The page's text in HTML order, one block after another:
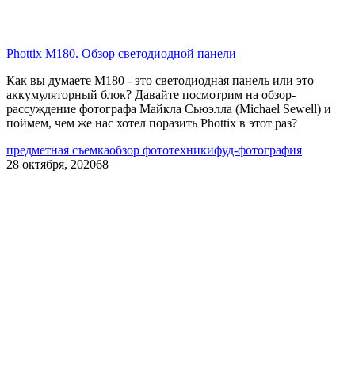
Phottix M180. Обзор светодиодной панели
Как вы думаете M180 - это светодиодная панель или это
аккумуляторный блок? Давайте посмотрим на обзор-
рассуждение фотографа Майкла Сьюэлла (Michael Sewell) и
поймем, чем же нас хотел поразить Phottix в этот раз?
предметная съемкаобзор фототехникифуд-фотография
28 октября, 202068